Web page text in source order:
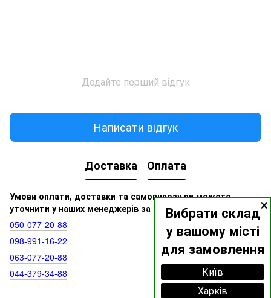
×
Вибрати склад
у вашому місті
для замовлення
Київ
Харків
Додайте перший відгук
Написати відгук
Доставка Оплата
Умови оплати, доставки та самовивозу ви можете
уточнити у наших менеджерів за номерами:
050‑077‑20‑88
098‑991‑16‑22
063‑077‑20‑88
044‑379‑34‑88